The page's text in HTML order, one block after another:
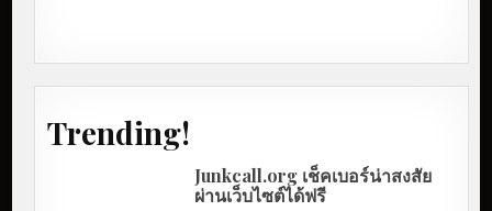
Trending!
Junkcall.org เช็คเบอร์น่าสงสัย
ผ่านเว็บไซต์ได้ฟรี